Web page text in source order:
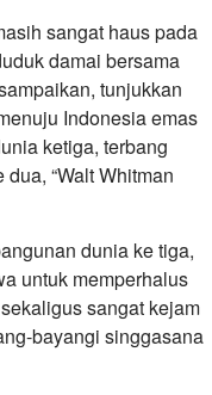
sangat haus pada
damai bersama
tunjukkan
Indonesia emas
ketiga, terbang
“Walt Whitman
dunia ke tiga,
untuk memperhalus
sangat kejam
bayangi singgasana